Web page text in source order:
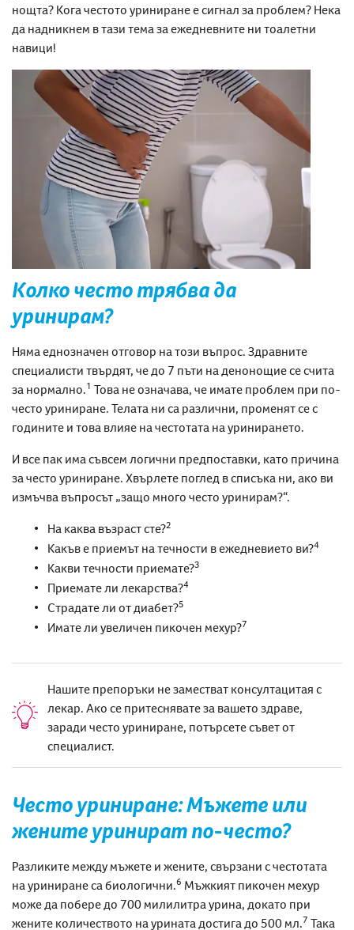
нощта? Кога честото уриниранее сигнал за проблем? Нека
да надникнем в тази тема за ежедневните ни тоалетни
навици!
Колко често трябва да
уринирам?
Няма еднозначен отговор на този въпрос. Здравните
специалисти твърдят, че до 7 пъти на денонощие се счита
за нормално.1 Това не означава, че имате проблем при по-
често уриниране. Телата ни са различни, променят се с
годините и това влияе на честотата на уринирането.
И все пак има съвсем логични предпоставки, като причина
за често уриниране. Хвърлете поглед в списъка ни, ако ви
измъчва въпросът „защо много често уринирам?“.
На каква възраст сте?2
Какъв е приемът на течности в ежедневието ви?4
Какви течности приемате?3
Приемате ли лекарства?4
Страдате ли от диабет?5
Имате ли увеличен пикочен мехур?7
Нашите препоръки не заместват консултацитая с
лекар. Ако се притеснявате за вашето здраве,
заради често уриниране, потърсете съвет от
специалист.
Често уриниране: Мъжете или
жените уринират по-често?
Разликите между мъжете и жените, свързани с честотата
на уриниране са биологични.6 Мъжкият пикочен мехур
може да побере до 700 милилитра урина, докато при
жените количеството на урината достига до 500 мл.7 Така